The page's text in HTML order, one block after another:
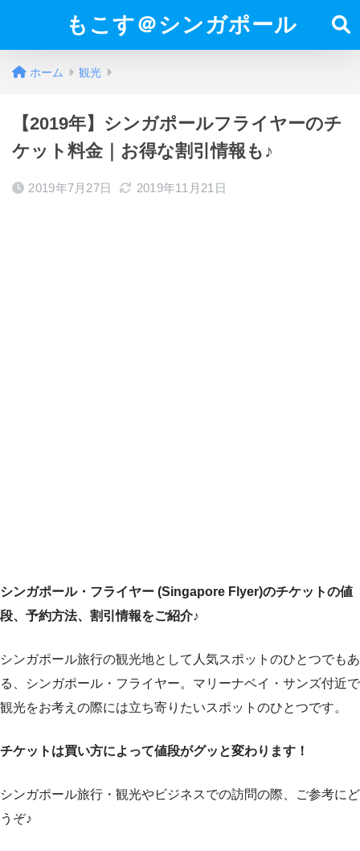
もこす＠シンガポール
ホーム 観光
【2019年】シンガポールフライヤーのチ
ケット料金｜お得な割引情報も♪
2019年7月27日 2019年11月21日
シンガポール・フライヤー (Singapore Flyer)のチケットの値
段、予約方法、割引情報をご紹介♪
シンガポール旅行の観光地として人気スポットのひとつでもあ
る、シンガポール・フライヤー。マリーナベイ・サンズ付近で
観光をお考えの際には立ち寄りたいスポットのひとつです。
チケットは買い方によって値段がグッと変わります！
シンガポール旅行・観光やビジネスでの訪問の際、ご参考にど
うぞ♪